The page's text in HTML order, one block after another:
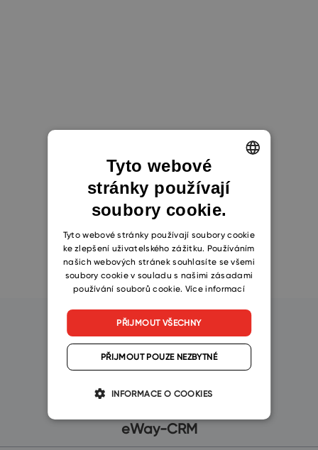
Začít zdarma
Chci schůzku
Zvolte si platformu
eWay-CRM
ENGLISH
CZECH
SLOVAK
Tyto webové
stránky používají
soubory cookie.
Tyto webové stránky používají soubory cookie
ke zlepšení uživatelského zážitku. Používáním
našich webových stránek souhlasíte se všemi
soubory cookie v souladu s našimi zásadami
používání souborů cookie. Více informací
PŘIJMOUT VŠECHNY
PŘIJMOUT POUZE NEZBYTNÉ
INFORMACE O COOKIES